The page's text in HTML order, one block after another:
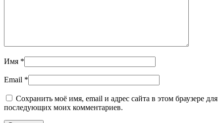
Имя *
Email *
Сохранить моё имя, email и адрес сайта в этом браузере для
последующих моих комментариев.